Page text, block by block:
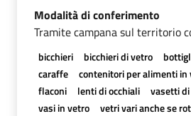
Modalità di conferimento
Tramite campana sul territorio
bicchieri bicchieri di vetro
caraffe
contenitori per alimenti in
flaconi
lenti di occhiali vasetti
vasi in vetro
vetri vari anche se